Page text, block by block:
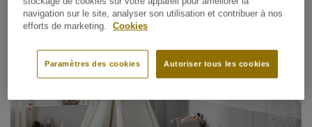
TRIER PAR
navigation sur le site, analyser son utilisation et contribuer à nos
efforts de marketing.
Cookies
Autoriser tous les cookies
Paramètres des cookies